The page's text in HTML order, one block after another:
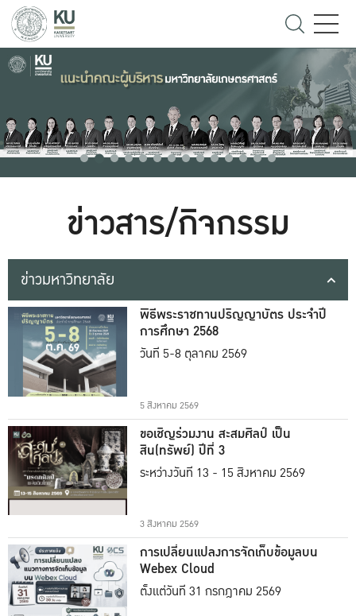
ข่าวสาร/กิจกรรม
ข่าวมหาวิทยาลัย
พิธีพระราชทานปริญญาบัตร ประจำปี
การศึกษา 2568
วันที่ 5-8 ตุลาคม 2569
5 สิงหาคม 2569
ขอเชิญร่วมงาน สะสมศิลป์ เป็น
สิน(ทรัพย์) ปีที่ 3
ระหว่างวันที่ 13 - 15 สิงหาคม 2569
3 สิงหาคม 2569
การเปลี่ยนแปลงการจัดเก็บข้อมูลบน
Webex Cloud
ตั้งแต่วันที่ 31 กรกฎาคม 2569